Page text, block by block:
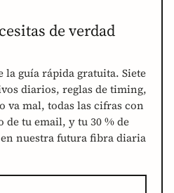
de verdad
la guía rápida gratuita. Siete
diarios, reglas de timing,
va mal, todas las cifras con
de tu email, y tu 30 % de
nuestra futura fibra diaria